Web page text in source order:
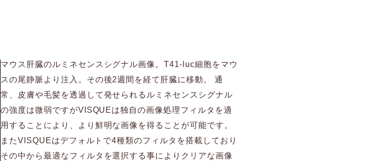
マウス肝臓のルミネセンスシグナル画像。T41-luc細胞をマウ
スの尾静脈より注入。その後2週間を経て肝臓に移動。 通
常、皮膚や毛髪を透過して発せられるルミネセンスシグナル
の強度は微弱ですがVISQUEは独自の画像処理フィルタを適
用することにより、より鮮明な画像を得ることが可能です。
またVISQUEはデフォルトで4種類のフィルタを搭載しており
その中から最適なフィルタを選択する事によりクリアな画像